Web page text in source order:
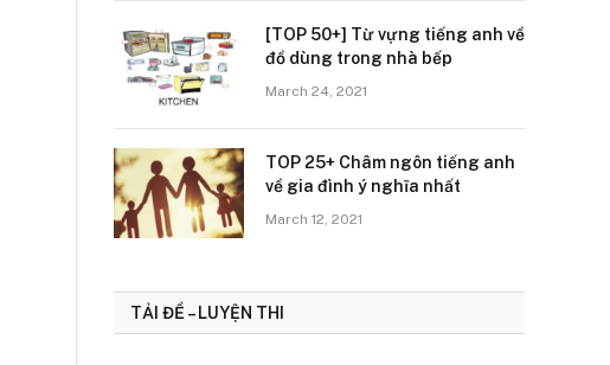
[TOP 50+] Từ vựng tiếng anh về
đồ dùng trong nhà bếp
March 24, 2021
TOP 25+ Châm ngôn tiếng anh
về gia đình ý nghĩa nhất
March 12, 2021
TẢI ĐỀ – LUYỆN THI